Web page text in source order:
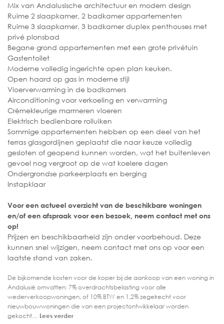
Mix van Andalusische architectuur en modern design
Ruime 2 slaapkamer, 2 badkamer appartementen
Ruime 3 slaapkamer, 3 badkamer duplex penthouses met
privé plonsbad
Begane grond appartementen met een grote privétuin
Gastentoilet
Moderne volledig ingerichte open plan keuken.
Open haard op gas in moderne stijl
Vloerverwarming in de badkamers
Airconditioning voor verkoeling en verwarming
Crèmekleurige marmeren vloeren
Elektrisch bedienbare rolluiken
Sommige appartementen hebben op een deel van het
terras glasgordijnen geplaatst die naar keuze volledig
gesloten of geopend kunnen worden, wat het buitenleven
gevoel nog vergroot op de wat koelere dagen
Ondergrondse parkeerplaats en berging
Instapklaar
Voor een actueel overzicht van de beschikbare woningen
en/of een afspraak voor een bezoek, neem contact met ons
op!
Prijzen en beschikbaarheid zijn onder voorbehoud. Deze
kunnen snel wijzigen, neem contact met ons op voor een
laatste stand van zaken.
De bijkomende kosten voor de koper bij de aankoop van een woning in
Andalusië omvatten: 7% overdrachtsbelasting voor alle
wederverkoopwoningen, of 10% BTW en 1,2% zegelrecht voor
nieuwbouwwoningen die van een projectontwikkelaar worden
gekocht.... Lees verder